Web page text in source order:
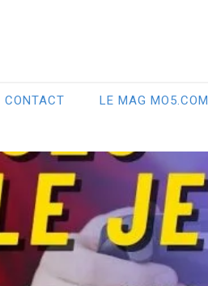
CONTACT LE MAG MO5.COM